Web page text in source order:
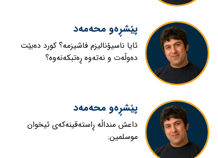
پێشڕەو محەمەد
ئایا ناسیۆنالیزم فاشیزمە؟ کورد دەبێت
دەوڵەت و نەتەوە ڕەتبکەنەوە؟
پێشڕەو محەمەد
داعش منداڵە ڕاستەقینەکەی ئیخوان
موسلمین: